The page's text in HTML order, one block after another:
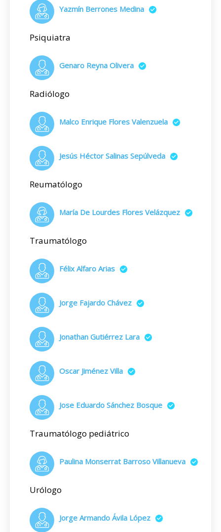
Yazmín Berrones Medina
Psiquiatra
Genaro Reyna Olivera
Radiólogo
Malco Enrique Flores Valenzuela
Jesús Héctor Salinas Sepúlveda
Reumatólogo
María De Lourdes Flores Velázquez
Traumatólogo
Félix Alfaro Arias
Jorge Fajardo Chávez
Jonathan Gutiérrez Lara
Oscar Jiménez Villa
Jose Eduardo Sánchez Bosque
Traumatólogo pediátrico
Paulina Monserrat Barroso Villanueva
Urólogo
Jorge Armando Ávila López